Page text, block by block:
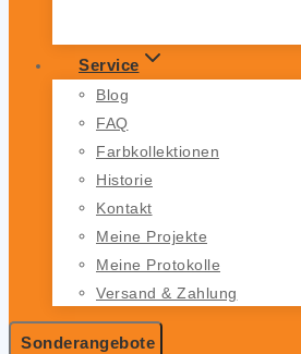
Service
Blog
FAQ
Farbkollektionen
Historie
Kontakt
Meine Projekte
Meine Protokolle
Versand & Zahlung
Sonderangebote